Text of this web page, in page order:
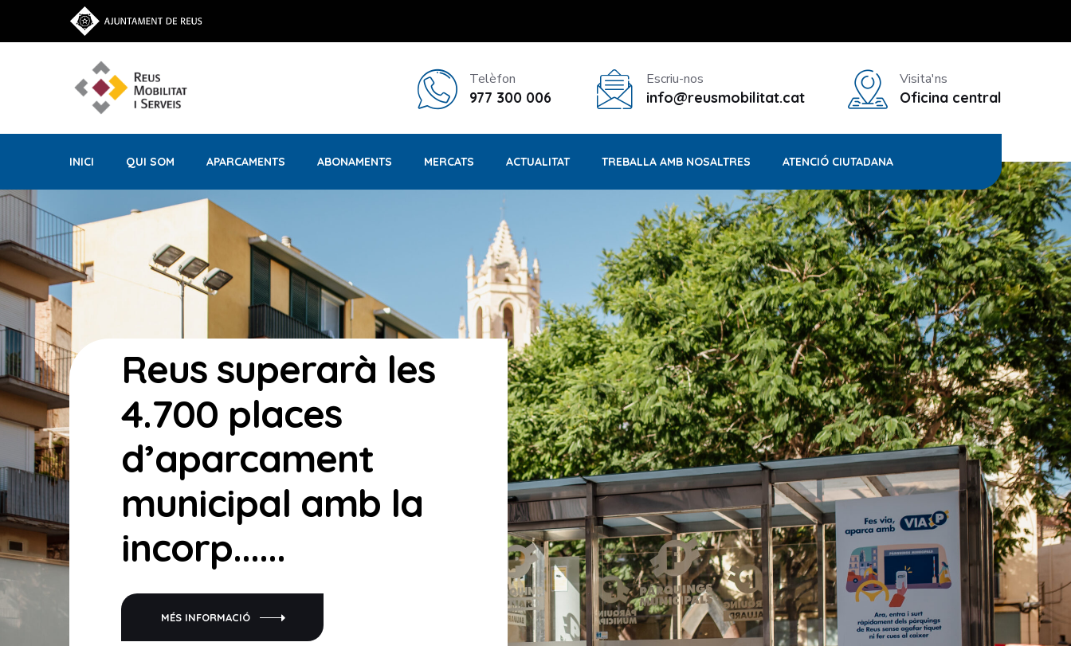
Telèfon
977 300 006
Escriu-nos
info@reusmobilitat.cat
Visita'ns
Oficina central
INICI QUI SOM APARCAMENTS ABONAMENTS MERCATS ACTUALITAT TREBALLA AMB NOSALTRES ATENCIÓ CIUTADANA
Reus superarà les
4.700 places
d’aparcament
municipal amb la
incorp......
MÉS INFORMACIÓ